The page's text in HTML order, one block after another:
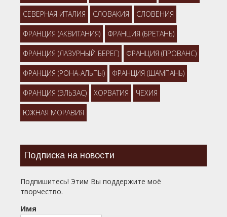
СЕВЕРНАЯ ИТАЛИЯ СЛОВАКИЯ СЛОВЕНИЯ
ФРАНЦИЯ (АКВИТАНИЯ) ФРАНЦИЯ (БРЕТАНЬ)
ФРАНЦИЯ (ЛАЗУРНЫЙ БЕРЕГ) ФРАНЦИЯ (ПРОВАНС)
ФРАНЦИЯ (РОНА-АЛЬПЫ) ФРАНЦИЯ (ШАМПАНЬ)
ФРАНЦИЯ (ЭЛЬЗАС) ХОРВАТИЯ ЧЕХИЯ
ЮЖНАЯ МОРАВИЯ
Подписка на новости
Подпишитесь! Этим Вы поддержите моё
творчество.
Имя